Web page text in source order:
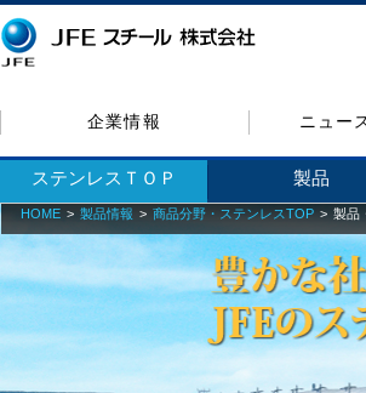
企業情報 ニュー
ステンレスＴＯＰ 製品
HOME 製品情報 商品分野・ステンレスTOP 製品